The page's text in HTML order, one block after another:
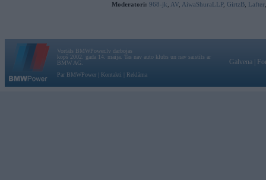
Moderatori: 968-jk AV AiwaShuraLLP, GirtzB Lafter
Vortāls BMWPower.lv darbojas
kopš 2002. gada 14. maija. Tas nav auto klubs un nav saistīts ar
BMW AG.
Par BMWPower
Kontakti Reklāma
Galvena